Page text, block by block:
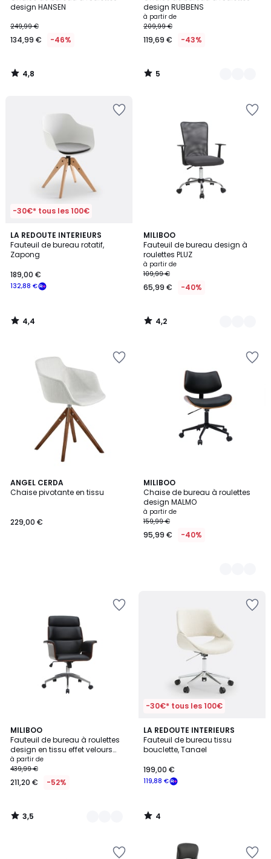
design HANSEN
249,99 €
134,99 € -46%
4,8
/
design RUBBENS
à partir de
209,99 €
119,69 € -43%
5
5
/
-30€* tous les 100€
LA REDOUTE INTERIEURS
Fauteuil de bureau rotatif,
Zapong
132,88 €
189,00 €
4,4
/ 5
4,4
/
MILIBOO
Fauteuil de bureau design à
roulettes PLUZ
à partir de
109,99 €
65,99 € -40%
4,2
/ 5
2
Couleurs
4,2
/
ANGEL CERDA
Chaise pivotante en tissu
229,00 €
MILIBOO
Chaise de bureau à roulettes
design MALMO
à partir de
159,99 €
95,99 € -40%
2
Couleurs
MILIBOO
Fauteuil de bureau à roulettes
design en tissu effet velours
texturé beige, bois foncé et acier
chromé ELON
à partir de
439,99 €
211,20 € -52%
3,5
/ 5
4
Couleurs
3,5
/
-30€* tous les 100€
LA REDOUTE INTERIEURS
Fauteuil de bureau tissu
bouclette, Tanael
119,88 €
199,00 €
4
/
5
4
/